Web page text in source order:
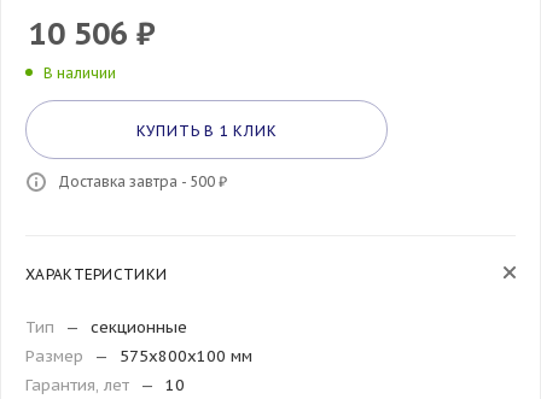
10 506 ₽
В наличии
КУПИТЬ В 1 КЛИК
Доставка завтра - 500 ₽
ХАРАКТЕРИСТИКИ
Тип —
секционные
Размер
—
575x800x100 мм
Гарантия, лет
—
10